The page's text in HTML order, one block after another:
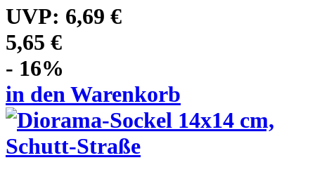
UVP: 6,69 €
5,65 €
- 16%
in den Warenkorb